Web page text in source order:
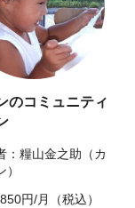
のコミュニティ
：糧山金之助（カ
円/月（税込）